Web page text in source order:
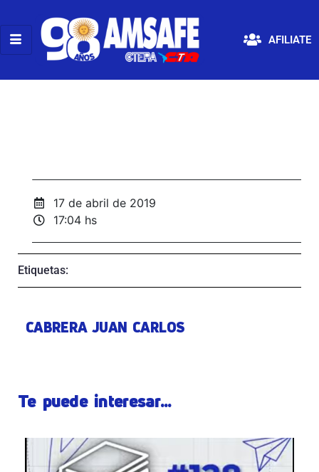
AFILIATE
17 de abril de 2019
17:04 hs
Etiquetas:
CABRERA JUAN CARLOS
Te puede interesar...